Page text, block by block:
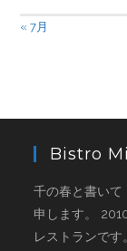
« 7月
Bistro
千の春と書い
申します。
レストランで